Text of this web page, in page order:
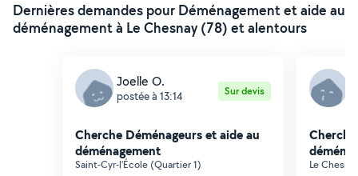
Dernières demandes pour Déménagement et aide au
déménagement à Le Chesnay (78) et alentours
Joelle O.
postée à 13:14 Sur devis
Cherche Déménageurs et aide au
déménagement
Saint-Cyr-l'École (Quartier 1)
Le